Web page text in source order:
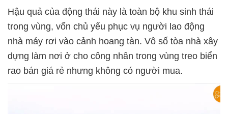
Hậu quả của động thái này là toàn bộ khu sinh thái
trong vùng, vốn chủ yếu phục vụ người lao động
nhà máy rơi vào cảnh hoang tàn. Vô số tòa nhà xây
dựng làm nơi ở cho công nhân trong vùng treo biển
rao bán giá rẻ nhưng không có người mua.